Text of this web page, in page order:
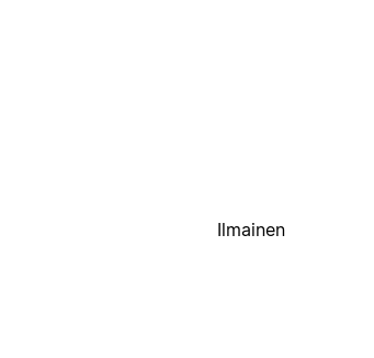
Ilmainen